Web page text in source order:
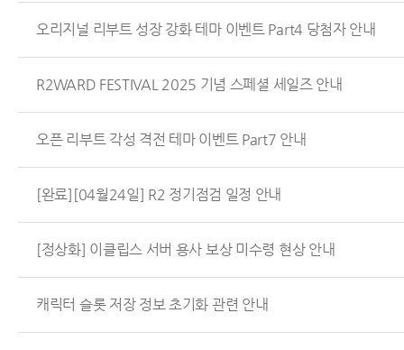
오리지널 리부트 성장 강화 테마 이벤트 Part4 당첨자 안내
R2WARD FESTIVAL 2025 기념 스페셜 세일즈 안내
오픈 리부트 각성 격전 테마 이벤트 Part7 안내
[완료][04월24일] R2 정기점검 일정 안내
[정상화] 이클립스 서버 용사 보상 미수령 현상 안내
캐릭터 슬롯 저장 정보 초기화 관련 안내